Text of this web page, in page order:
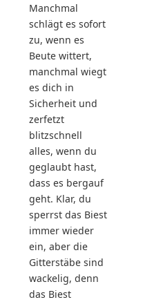
Manchmal
schlägt es sofort
zu, wenn es
Beute wittert,
manchmal wiegt
es dich in
Sicherheit und
zerfetzt
blitzschnell
alles, wenn du
geglaubt hast,
dass es bergauf
geht. Klar, du
sperrst das Biest
immer wieder
ein, aber die
Gitterstäbe sind
wackelig, denn
das Biest